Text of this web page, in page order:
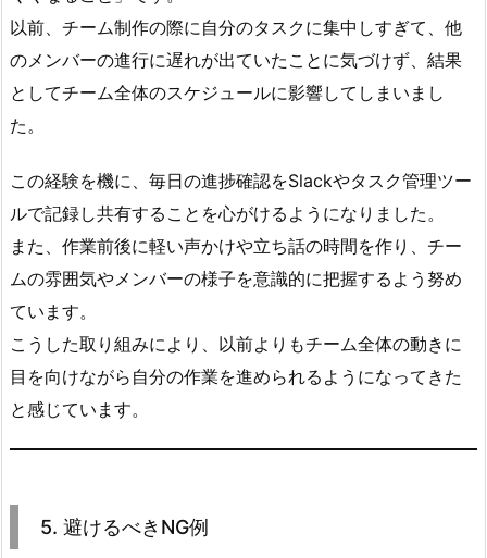
み）
の
テ
ン
ー
ト
4.
4.
答
例
（職
業
U
以前、チーム制作の際に自分のタスクに集中しすぎて、他
のメンバーの進行に遅れが出ていたことに気づけず、結果
としてチーム全体のスケジュールに影響してしまいまし
た。
この経験を機に、毎日の進捗確認をSlackやタスク管理ツー
ルで記録し共有することを心がけるようになりました。
また、作業前後に軽い声かけや立ち話の時間を作り、チー
ムの雰囲気やメンバーの様子を意識的に把握するよう努め
ています。
こうした取り組みにより、以前よりもチーム全体の動きに
目を向けながら自分の作業を進められるようになってきた
と感じています。
5. 避けるべきNG例